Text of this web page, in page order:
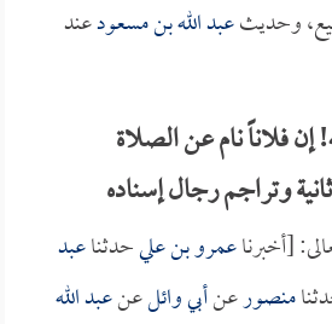
وحديثعبد الله بن مسعودعند
فلاناً نام عن الصلاة
وتراجم رجال إسناده
[أخبرناعمرو بن عليحدثناعبد
منصورعنأبي وائلعنعبد الله